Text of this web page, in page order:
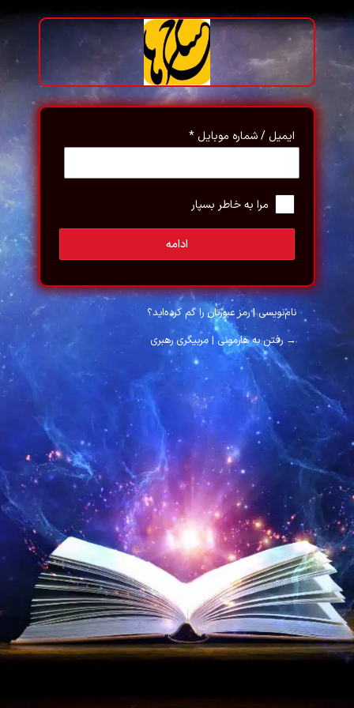
ورود
ایمیل / شماره موبایل*
مرا به خاطر بسپار
ادامه
نام‌نویسی|رمز عبورتان را گم کرده‌اید؟
→ رفتن به هارمونی | مربیگری رهبری